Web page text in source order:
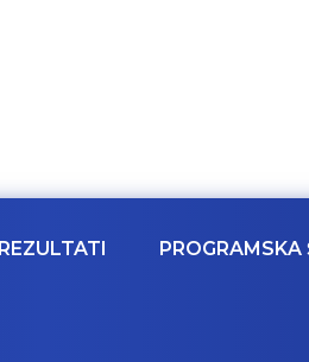
REZULTATI PROGRAMSKA